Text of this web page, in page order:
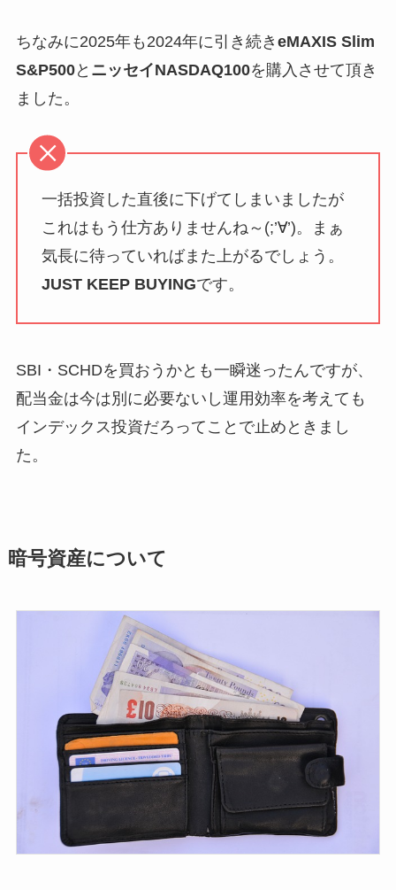
ちなみに2025年も2024年に引き続き eMAXIS Slim
S&P500と ニッセイNASDAQ100を購入させて頂き
ました。
一括投資した直後に下げてしまいましたが
これはもう仕方ありませんね～(;’∀’)。まぁ
気長に待っていればまた上がるでしょう。
JUST KEEP BUYINGです。
SBI・SCHDを買おうかとも一瞬迷ったんですが、
配当金は今は別に必要ないし運用効率を考えても
インデックス投資だろってことで止めときまし
た。
暗号資産について